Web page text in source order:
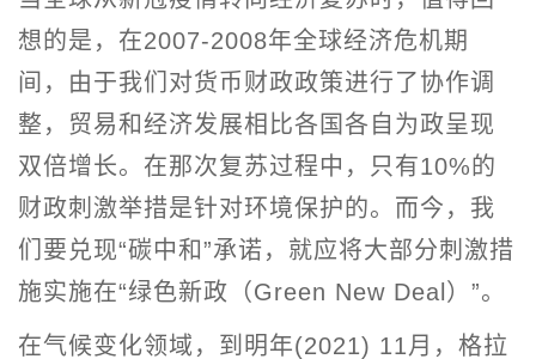
想的是，在2007-2008年全球经济危机期
间，由于我们对货币财政政策进行了协作调
整，贸易和经济发展相比各国各自为政呈现
双倍增长。在那次复苏过程中，只有10%的
财政刺激举措是针对环境保护的。而今，我
们要兑现“碳中和”承诺，就应将大部分刺激措
施实施在“绿色新政（Green New Deal）”。
在气候变化领域，到明年(2021) 11月，格拉